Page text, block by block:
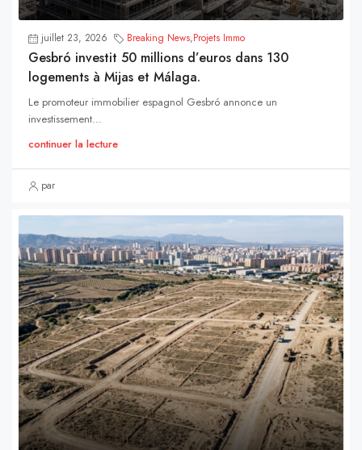
juillet 23, 2026 Breaking News,Projets Immo
Gesbró investit 50 millions d’euros dans 130
logements à Mijas et Málaga.
Le promoteur immobilier espagnol Gesbró annonce un
investissement...
continuer la lecture
par